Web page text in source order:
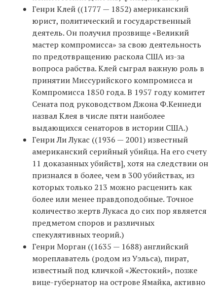
Генри Клей ((1777 — 1852) американский
юрист, политический и государственный
деятель. Он получил прозвище «Великий
мастер компромисса» за свою деятельность
по предотвращению раскола США из-за
вопроса рабства. Клей сыграл важную роль в
принятии Миссурийского компромисса и
Компромисса 1850 года. В 1957 году комитет
Сената под руководством Джона Ф.Кеннеди
назвал Клея в числе пяти наиболее
выдающихся сенаторов в истории США.)
Генри Ли Лукас ((1936 — 2001) известный
американский серийный убийца. На его счету
11 доказанных убийств], хотя на следствии он
признался в более, чем в 300 убийствах, из
которых только 213 можно расценить как
более или менее правдоподобные. Точное
количество жертв Лукаса до сих пор является
предметом споров и различных
спекулятивных теорий.)
Генри Морган ((1635 — 1688) английский
мореплаватель (родом из Уэльса), пират,
известный под кличкой «Жестокий», позже
вице-губернатор на острове Ямайка, активно